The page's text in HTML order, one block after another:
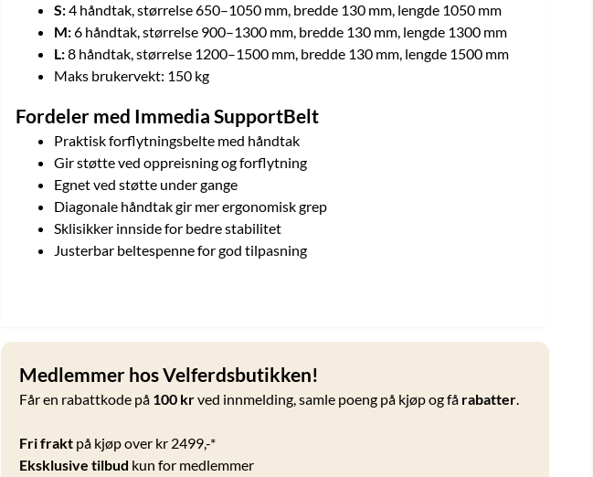
S:4 håndtak, størrelse 650–1050 mm, bredde 130 mm, lengde 1050 mm
M:6 håndtak, størrelse 900–1300 mm, bredde 130 mm, lengde 1300 mm
L:8 håndtak, størrelse 1200–1500 mm, bredde 130 mm, lengde 1500 mm
Maks brukervekt: 150 kg
Fordeler med Immedia SupportBelt
Praktisk forflytningsbelte med håndtak
Gir støtte ved oppreisning og forflytning
Egnet ved støtte under gange
Diagonale håndtak gir mer ergonomisk grep
Sklisikker innside for bedre stabilitet
Justerbar beltespenne for god tilpasning
Medlemmer hos Velferdsbutikken!
Får en rabattkode på 100 krved innmelding, samle poeng på kjøp og få rabatter.
Fri frakt på kjøp over kr 2499,-*
Eksklusive tilbud kun for medlemmer